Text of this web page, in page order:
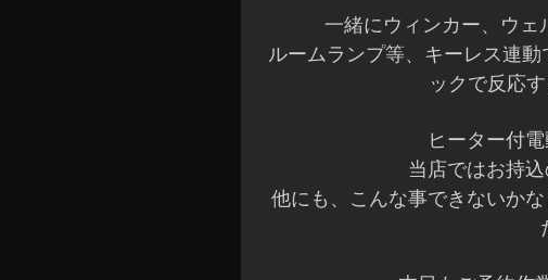
一緒にウィンカー、ウェ
ルームランプ等、キーレス連
ックで反応
ヒーター付
当店ではお持
他にも、こんな事できないか